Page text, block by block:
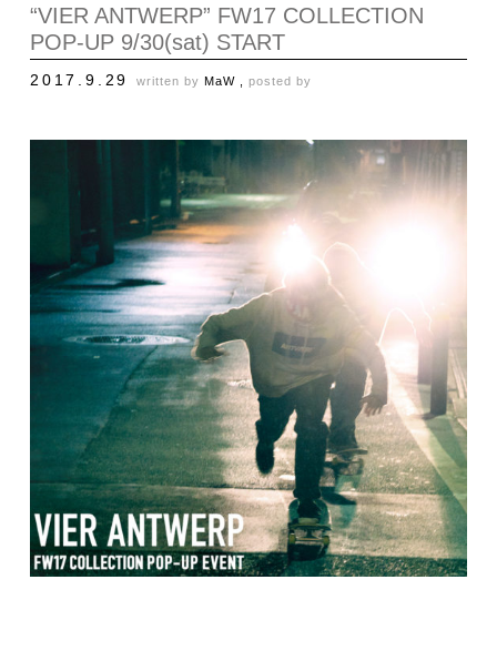
“VIER ANTWERP” FW17 COLLECTION
POP-UP 9/30(sat) START
2017.9.29 written by MaW , posted by